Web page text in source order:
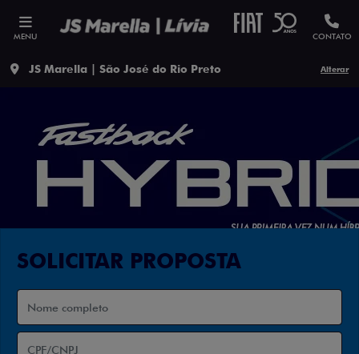
MENU CONTATO
JS Marella | São José do Rio Preto Alterar
SOLICITAR PROPOSTA